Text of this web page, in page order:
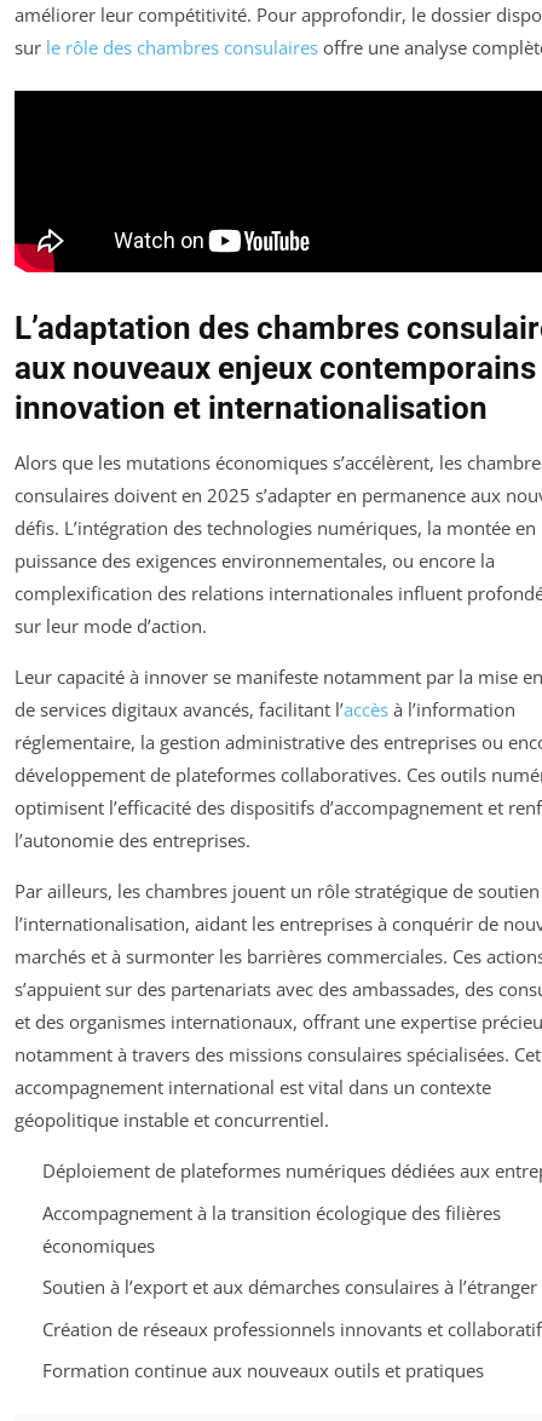
améliorer leur compétitivité. Pour approfondir, le dossier
sur le rôle des chambres consulaires offre une analyse
L’adaptation des chambres
aux nouveaux enjeux contemporains
innovation et internationalisation
Alors que les mutations économiques s’accélèrent, les
consulaires doivent en 2025 s’adapter en permanence aux
défis. L’intégration des technologies numériques, la montée en
puissance des exigences environnementales, ou encore la
complexification des relations internationales influent
sur leur mode d’action.
Leur capacité à innover se manifeste notamment par la mise
de services digitaux avancés, facilitant l’accès à l’information
réglementaire, la gestion administrative des entreprises ou
développement de plateformes collaboratives. Ces outils
optimisent l’efficacité des dispositifs d’accompagnement et
l’autonomie des entreprises.
Par ailleurs, les chambres jouent un rôle stratégique de
l’internationalisation, aidant les entreprises à conquérir de
marchés et à surmonter les barrières commerciales. Ces
s’appuient sur des partenariats avec des ambassades, des
et des organismes internationaux, offrant une expertise
notamment à travers des missions consulaires spécialisées. Cet
accompagnement international est vital dans un contexte
géopolitique instable et concurrentiel.
Déploiement de plateformes numériques dédiées aux
Accompagnement à la transition écologique des filières
économiques
Soutien à l’export et aux démarches consulaires à l’étranger
Création de réseaux professionnels innovants et
Formation continue aux nouveaux outils et pratiques